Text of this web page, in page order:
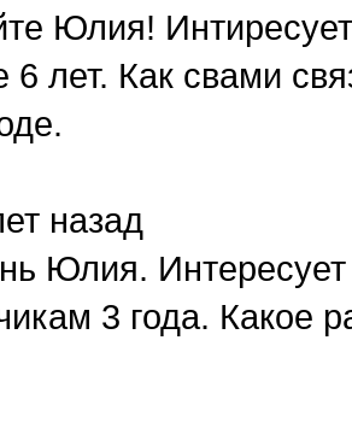
Юлия!
6 лет. Как свами
назад
Юлия. Интересует
3 года. Какое